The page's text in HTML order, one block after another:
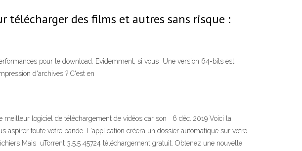
télécharger des films et autres sans risque :
pour le download. Evidemment, si vous Une version 64-bits est
d'archives ? C'est en
logiciel de téléchargement de vidéos car son 6 déc. 2019 Voici la
aspirer toute votre bande L'application créera un dossier automatique sur votre
Mais uTorrent 3.5.5 45724 téléchargement gratuit. Obtenez une nouvelle